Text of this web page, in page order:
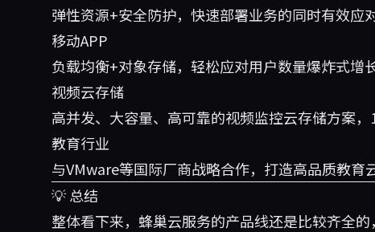
弹性资源+安全防护，快速部署业务的同时有效应
移动APP
负载均衡+对象存储，轻松应对用户数量爆炸式增
视频云存储
高并发、大容量、高可靠的视频监控云存储方案，
教育行业
与VMware等国际厂商战略合作，打造高品质教育
💡 总结
整体看下来，蜂巢云服务的产品线还是比较齐全